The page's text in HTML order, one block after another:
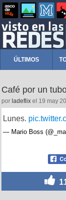
ÚLTIMOS
Café por un
por ladeflix el 19 may
Lunes.
— Mario Boss